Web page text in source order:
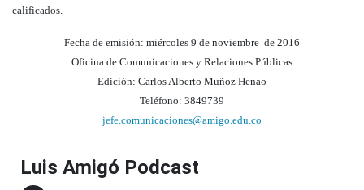
calificados.
Fecha de emisión: miércoles 9 de noviembre de 2016
Oficina de Comunicaciones y Relaciones Públicas
Edición: Carlos Alberto Muñoz Henao
Teléfono: 3849739
jefe.comunicaciones@amigo.edu.co
Luis Amigó Podcast